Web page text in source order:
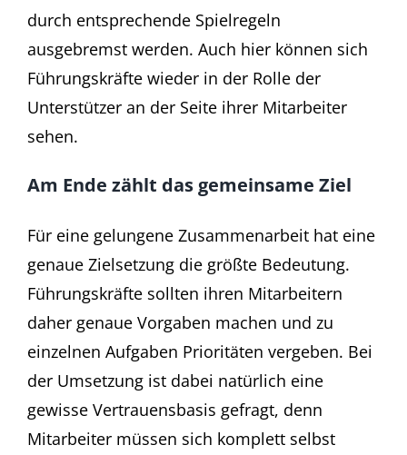
durch entsprechende Spielregeln
ausgebremst werden. Auch hier können sich
Führungskräfte wieder in der Rolle der
Unterstützer an der Seite ihrer Mitarbeiter
sehen.
Am Ende zählt das gemeinsame Ziel
Für eine gelungene Zusammenarbeit hat eine
genaue Zielsetzung die größte Bedeutung.
Führungskräfte sollten ihren Mitarbeitern
daher genaue Vorgaben machen und zu
einzelnen Aufgaben Prioritäten vergeben. Bei
der Umsetzung ist dabei natürlich eine
gewisse Vertrauensbasis gefragt, denn
Mitarbeiter müssen sich komplett selbst